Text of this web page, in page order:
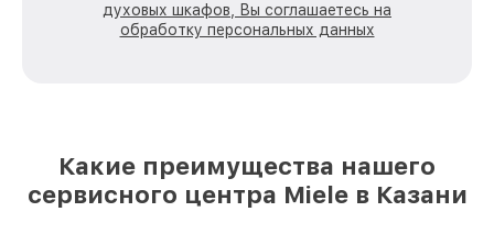
духовых шкафов, Вы соглашаетесь на
обработку персональных данных
Какие преимущества нашего
сервисного центра Miele в Казани